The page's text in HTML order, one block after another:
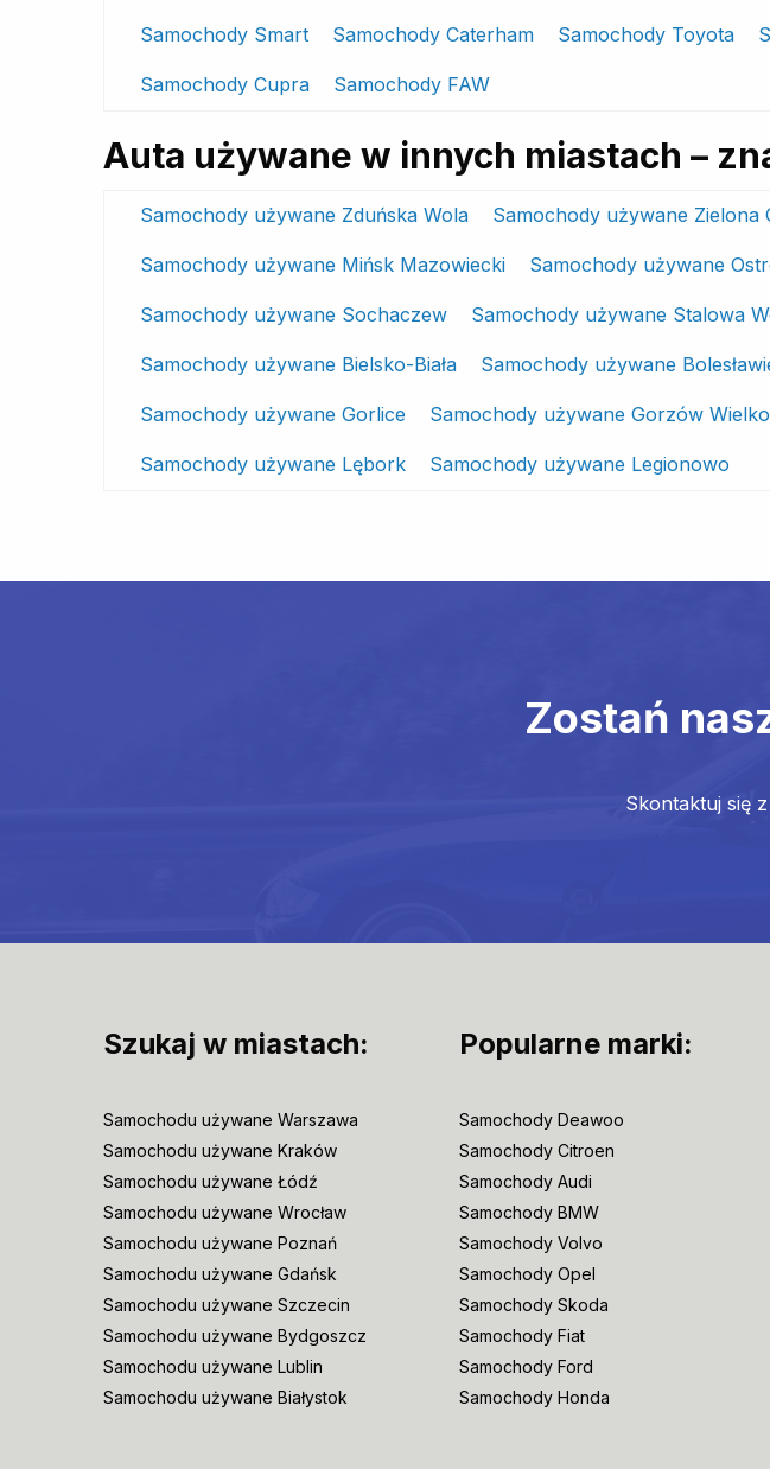
Samochody Smart Samochody Caterham Samochody Toyota
Samochody Cupra Samochody FAW
Auta używane w innych miastach –
Samochody używane Zduńska Wola Samochody używane Zielona
Samochody używane Mińsk Mazowiecki Samochody używane
Samochody używane Sochaczew Samochody używane Stalowa
Samochody używane Bielsko-Biała Samochody używane
Samochody używane Gorlice Samochody używane Gorzów
Samochody używane Lębork Samochody używane Legionowo
Zostań
Skontaktuj się
Szukaj w miastach:
Samochodu używane Warszawa
Samochodu używane Kraków
Samochodu używane Łódź
Samochodu używane Wrocław
Samochodu używane Poznań
Samochodu używane Gdańsk
Samochodu używane Szczecin
Samochodu używane Bydgoszcz
Samochodu używane Lublin
Samochodu używane Białystok
Popularne marki:
Samochody Deawoo
Samochody Citroen
Samochody Audi
Samochody BMW
Samochody Volvo
Samochody Opel
Samochody Skoda
Samochody Fiat
Samochody Ford
Samochody Honda